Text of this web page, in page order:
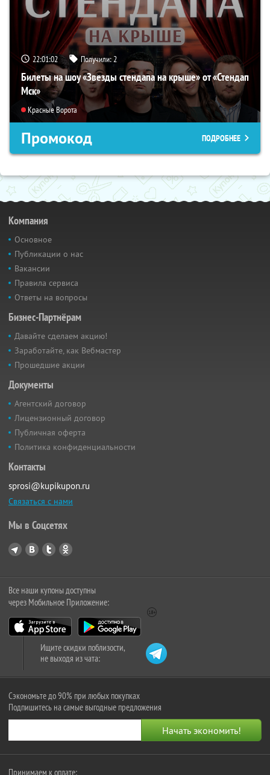
22:01:01 Получили:2
Билеты на шоу «Звезды стендапа на крыше» от «Стендап
Мск»
Красные Ворота
Промокод ПОДРОБНЕЕ
Компания
Основное
Публикации о нас
Вакансии
Правила сервиса
Ответы на вопросы
Бизнес-Партнёрам
Давайте сделаем акцию!
Заработайте, как Вебмастер
Прошедшие акции
Документы
Агентский договор
Лицензионный договор
Публичная оферта
Политика конфиденциальности
Контакты
sprosi@kupikupon.ru
Связаться с нами
Мы в Соцсетях
Все наши купоны доступны
через Мобильное Приложение:
Ищите скидки поблизости,
не выходя из чата:
Сэкономьте до 90% при любых покупках
Подпишитесь на самые выгодные предложения
Принимаем к оплате: